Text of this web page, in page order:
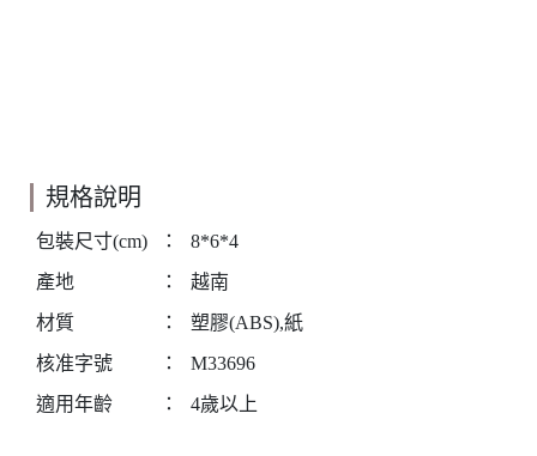
規格說明
包裝尺寸(cm) ：
8*6*4
產地
：
越南
材質
：
塑膠(ABS),紙
核准字號
：
M33696
適用年齡
： 4歲以上